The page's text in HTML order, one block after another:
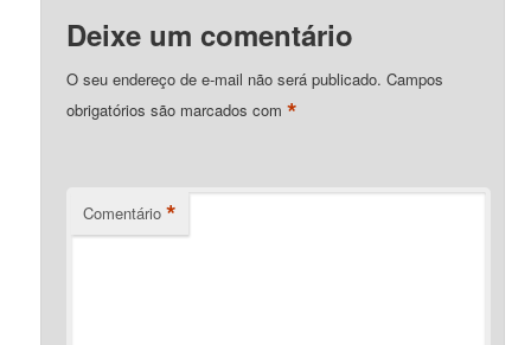
Deixe um comentário
O seu endereço de e-mail não será publicado. Campos
obrigatórios são marcados com*
Comentário *